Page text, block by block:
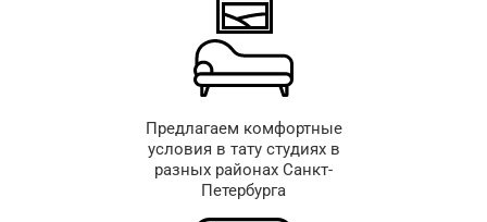
Предлагаем комфортные
условия в тату студиях в
разных районах Санкт-
Петербурга